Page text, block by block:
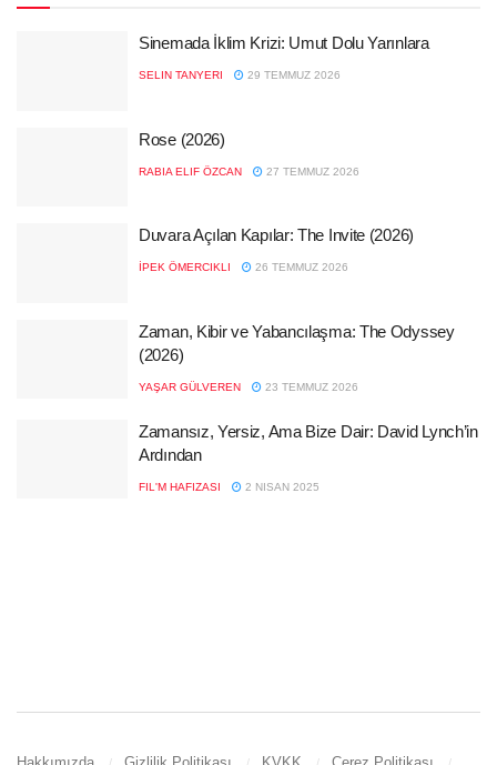
Sinemada İklim Krizi: Umut Dolu Yarınlara
SELIN TANYERI 29 TEMMUZ 2026
Rose (2026)
RABIA ELIF ÖZCAN 27 TEMMUZ 2026
Duvara Açılan Kapılar: The Invite (2026)
İPEK ÖMERCIKLI 26 TEMMUZ 2026
Zaman, Kibir ve Yabancılaşma: The Odyssey
(2026)
YAŞAR GÜLVEREN 23 TEMMUZ 2026
Zamansız, Yersiz, Ama Bize Dair: David Lynch’in
Ardından
FIL'M HAFIZASI 2 NISAN 2025